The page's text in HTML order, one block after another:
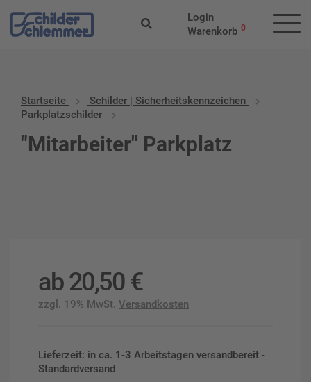
Login
Warenkorb 0
Startseite
Schilder | Sicherheitskennzeichen
Parkplatzschilder
"Mitarbeiter" Parkplatz
ab20,50 €
zzgl. 19% MwSt. Versandkosten
Lieferzeit: in ca. 1-3 Arbeitstagen versandbereit -
Standardversand